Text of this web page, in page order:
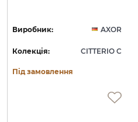
Виробник: AXOR
Колекція: CITTERIO C
Під замовлення